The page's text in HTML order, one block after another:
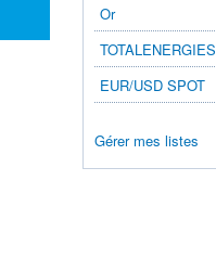
Or
TOTALENERGIES
EUR/USD SPOT
Gérer mes listes